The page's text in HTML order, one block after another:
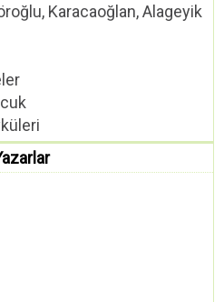
Karacaoğlan, Alageyik